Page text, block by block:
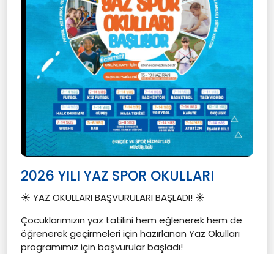
2026 YILI YAZ SPOR OKULLARI
☀️ YAZ OKULLARI BAŞVURULARI BAŞLADI! ☀️
Çocuklarımızın yaz tatilini hem eğlenerek hem de
öğrenerek geçirmeleri için hazırlanan Yaz Okulları
programımız için başvurular başladı!